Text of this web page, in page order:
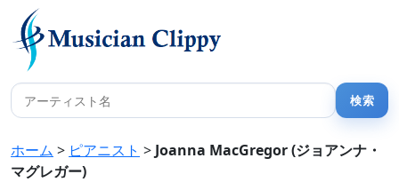
ホーム > ピアニスト > Joanna MacGregor (ジョアンナ・
マグレガー)